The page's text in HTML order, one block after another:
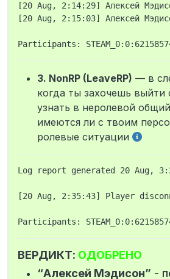
[20 Aug, 2:14:29] Алексей
[20 Aug, 2:15:03] Алексей
3. NonRP (LeaveRP) — в
когда ты захочешь выйти
узнать в неролевой
имеются ли с твоим
ролевые ситуации
Log report generated 20 Aug,
[20 Aug, 2:35:43] Player
ВЕРДИКТ: ОДОБРЕНО
“Алексей Мэдисон” -